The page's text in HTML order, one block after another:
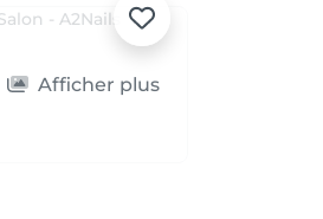
Afficher plus